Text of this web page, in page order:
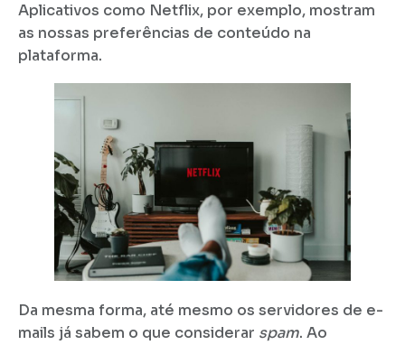
Aplicativos como Netflix, por exemplo, mostram
as nossas preferências de conteúdo na
plataforma.
Da mesma forma, até mesmo os servidores de e-
mails já sabem o que considerar spam. Ao